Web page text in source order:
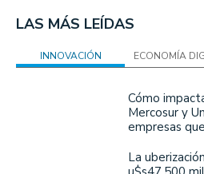
LAS MÁS LEÍDAS
INNOVACIÓN ECONOMÍA
Cómo
Mercosur y
empresas
La